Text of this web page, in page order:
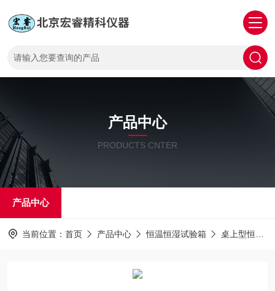
产品中心
PRODUCTS CNTER
产品中心
当前位置： 首页 产品中心 恒温恒湿试验箱 桌上型恒温恒湿试验箱